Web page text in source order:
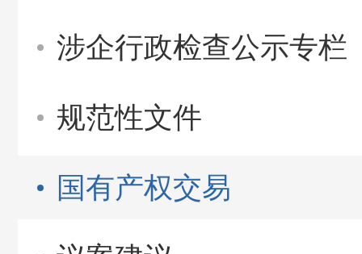
涉企行政检查公示专栏
规范性文件
国有产权交易